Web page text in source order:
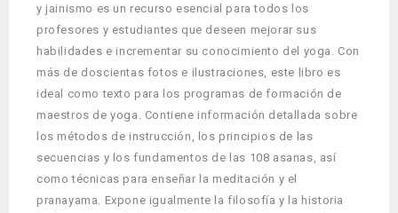
y jainismo es un recurso esencial para todos los
profesores y estudiantes que deseen mejorar sus
habilidades e incrementar su conocimiento del yoga. Con
más de doscientas fotos e ilustraciones, este libro es
ideal como texto para los programas de formación de
maestros de yoga. Contiene información detallada sobre
los métodos de instrucción, los principios de las
secuencias y los fundamentos de las 108 asanas, así
como técnicas para enseñar la meditación y el
pranayama. Expone igualmente la filosofía y la historia